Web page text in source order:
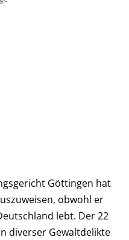
Göttingen hat
obwohl er
lebt. Der 22
diverser Gewaltdelikte